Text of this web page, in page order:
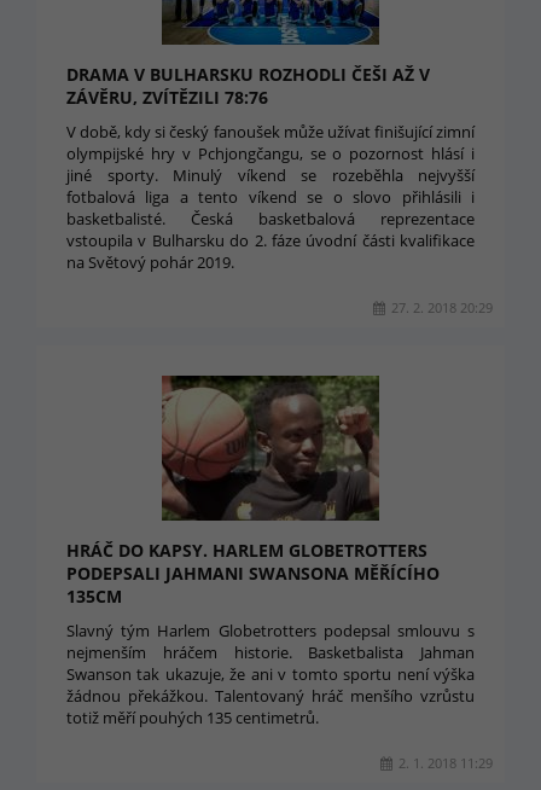
DRAMA V BULHARSKU ROZHODLI ČEŠI AŽ V
ZÁVĚRU, ZVÍTĚZILI 78:76
V době, kdy si český fanoušek může užívat finišující zimní
olympijské hry v Pchjongčangu, se o pozornost hlásí i
jiné sporty. Minulý víkend se rozeběhla nejvyšší
fotbalová liga a tento víkend se o slovo přihlásili i
basketbalisté. Česká basketbalová reprezentace
vstoupila v Bulharsku do 2. fáze úvodní části kvalifikace
na Světový pohár 2019.
27. 2. 2018 20:29
HRÁČ DO KAPSY. HARLEM GLOBETROTTERS
PODEPSALI JAHMANI SWANSONA MĚŘÍCÍHO
135CM
Slavný tým Harlem Globetrotters podepsal smlouvu s
nejmenším hráčem historie. Basketbalista Jahman
Swanson tak ukazuje, že ani v tomto sportu není výška
žádnou překážkou. Talentovaný hráč menšího vzrůstu
totiž měří pouhých 135 centimetrů.
2. 1. 2018 11:29